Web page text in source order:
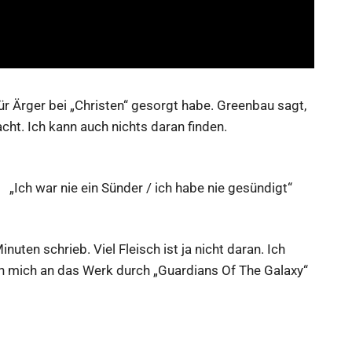
Ärger bei „Christen“ gesorgt habe. Greenbau sagt,
Ich kann auch nichts daran finden.
„Ich war nie ein Sünder / ich habe nie gesündigt“
schrieb. Viel Fleisch ist ja nicht daran. Ich
an das Werk durch „Guardians Of The Galaxy“